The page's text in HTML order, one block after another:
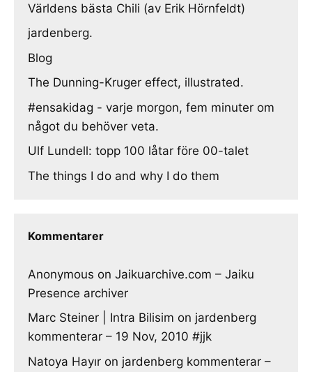
Världens bästa Chili (av Erik Hörnfeldt)
jardenberg.
Blog
The Dunning-Kruger effect, illustrated.
#ensakidag - varje morgon, fem minuter om
något du behöver veta.
Ulf Lundell: topp 100 låtar före 00-talet
The things I do and why I do them
Kommentarer
Anonymous on Jaikuarchive.com – Jaiku
Presence archiver
Marc Steiner | Intra Bilisim on jardenberg
kommenterar – 19 Nov, 2010 #jjk
Natoya Hayır on jardenberg kommenterar –